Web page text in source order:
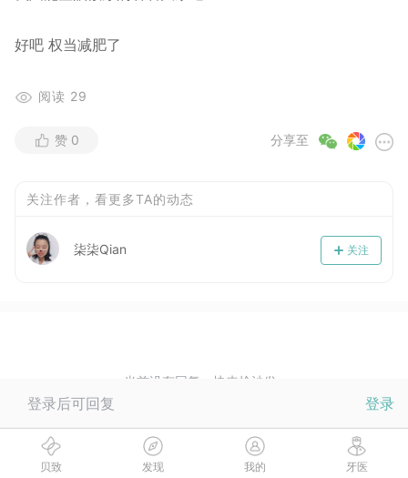
好吧 权当减肥了
阅读 29
分享至
赞 0
关注作者，看更多TA的动态
关注
柒柒Qian
当前没有回复，快来抢沙发~
登录后可回复 登录
贝致 发现 我的 牙医